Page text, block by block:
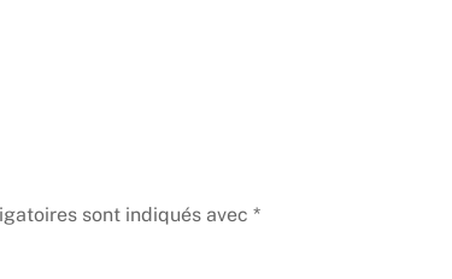
sont indiqués avec *